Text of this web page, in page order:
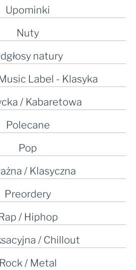
Upominki
Nuty
natury
Label - Klasyka
/ Kabaretowa
Polecane
Pop
/ Klasyczna
Preordery
/ Hiphop
/ Chillout
Rock / Metal